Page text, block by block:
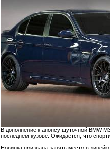
В дополнение к анонсу шуточной BMW
последнем кузове. Ожидается, что